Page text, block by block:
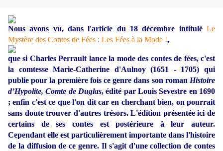
Nous avons vu, dans l'article du 18 décembre intitulé Le
Mystère des Contes de Fées : Les Fées à la Mode !,
que si Charles Perrault lance la mode des contes de fées, c'est
la comtesse Marie-Catherine d'Aulnoy (1651 - 1705) qui
publie pour la première fois ce genre dans son roman Histoire
d’Hypolite, Comte de Duglas, édité par Louis Sevestre en 1690
; enfin c'est ce que l'on dit car en cherchant bien, on pourrait
sans doute trouver d'autres trésors.L'édition présentée ici de
certains de ses contes est postérieure à leur auteur.
Cependant elle est particulièrement importante dans l'histoire
de la diffusion de ce genre. Il s'agit d'une collection de contes